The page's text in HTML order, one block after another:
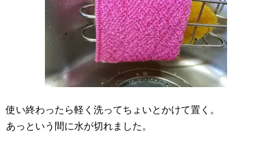
使い終わったら軽く洗ってちょいとかけて置く。
あっという間に水が切れました。